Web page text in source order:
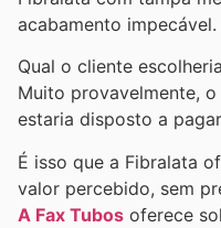
acabamento impecável.
Qual o cliente
Muito provavelmente,
estaria disposto a
É isso que a Fibralata
valor percebido, sem
A Fax Tubos oferece